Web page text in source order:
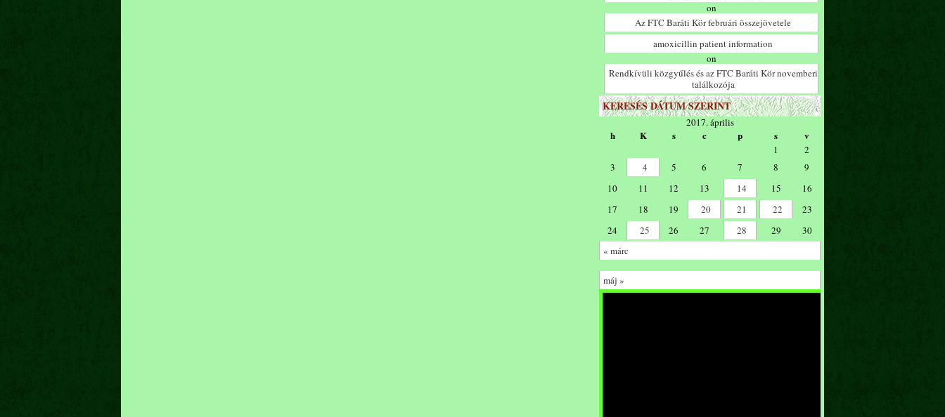
on
Az FTC Baráti Kör februári összejövetele
amoxicillin patient information
on
Rendkívüli közgyűlés és az FTC Baráti Kör novemberi
találkozója
KERESÉS DÁTUM SZERINT
2017. április
h K s c p s v
1
2
3
4 5 6 7 8
9
10
11 12 13 14 15
16
17
18 19 20 21 22
23
24
25 26 27 28 29
30
« márc
máj »